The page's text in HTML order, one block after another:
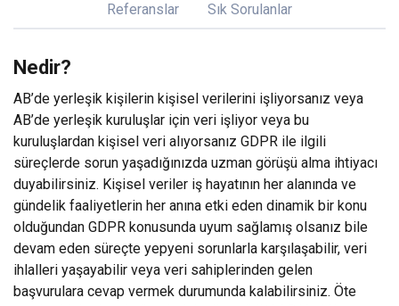
Referanslar Sık Sorulanlar
Nedir?
AB’de yerleşik kişilerin kişisel verilerini işliyorsanız veya
AB’de yerleşik kuruluşlar için veri işliyor veya bu
kuruluşlardan kişisel veri alıyorsanız GDPR ile ilgili
süreçlerde sorun yaşadığınızda uzman görüşü alma ihtiyacı
duyabilirsiniz. Kişisel veriler iş hayatının her alanında ve
gündelik faaliyetlerin her anına etki eden dinamik bir konu
olduğundan GDPR konusunda uyum sağlamış olsanız bile
devam eden süreçte yepyeni sorunlarla karşılaşabilir, veri
ihlalleri yaşayabilir veya veri sahiplerinden gelen
başvurulara cevap vermek durumunda kalabilirsiniz. Öte